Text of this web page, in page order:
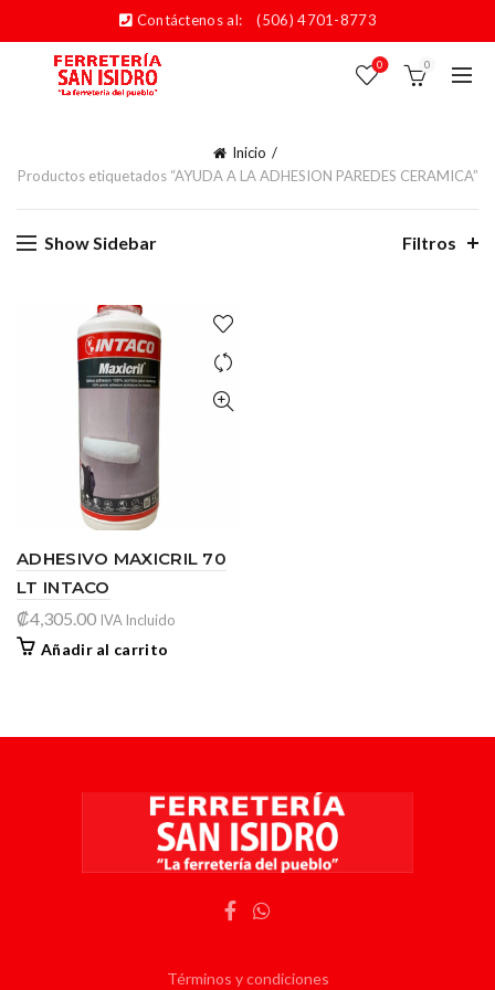
Contáctenos al: (506) 4701-8773
0 0
Inicio
Productos etiquetados “AYUDA A LA ADHESION PAREDES CERAMICA”
Show Sidebar Filtros
ADHESIVO MAXICRIL 70
LT INTACO
₡4,305.00 IVA Incluido
Añadir al carrito
Términos y condiciones